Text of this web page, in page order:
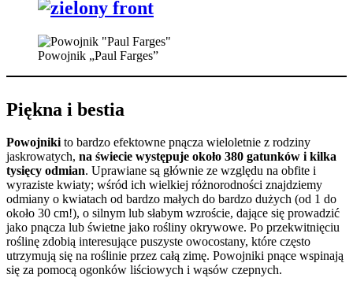
Powojnik „Paul Farges”
Piękna i bestia
Powojnikito bardzo efektowne pnącza wieloletnie z rodziny
jaskrowatych, na świecie występuje około 380 gatunków i kilka
tysięcy odmian. Uprawiane są głównie ze względu na obfite i
wyraziste kwiaty; wśród ich wielkiej różnorodności znajdziemy
odmiany o kwiatach od bardzo małych do bardzo dużych (od 1 do
około 30 cm!), o silnym lub słabym wzroście, dające się prowadzić
jako pnącza lub świetne jako rośliny okrywowe. Po przekwitnięciu
roślinę zdobią interesujące puszyste owocostany, które często
utrzymują się na roślinie przez całą zimę. Powojniki pnące wspinają
się za pomocą ogonków liściowych i wąsów czepnych.